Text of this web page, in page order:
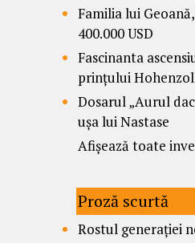
Familia lui
400.000 USD
Fascinanta
prințului
Dosarul „Aurul
ușa lui Nastase
Afișează toate
Proză scurtă
Rostul generației